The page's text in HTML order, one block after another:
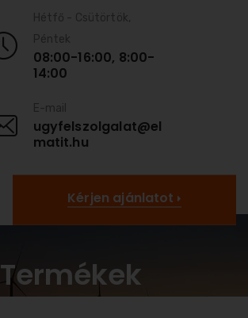
Hétfő - Csütörtök,
Péntek
08:00-16:00, 8:00-
14:00
E-mail
ugyfelszolgalat@el
matit.hu
Kérjen ajánlatot
Termékek